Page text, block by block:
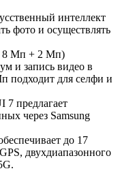
интеллект
фото и осуществлять
8 Мп + 2 Мп)
и запись видео в
подходит для селфи и
предлагает
через Samsung
до 17
двухдиапазонного